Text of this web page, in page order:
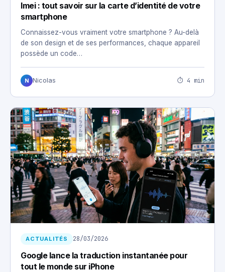
Imei : tout savoir sur la carte d’identité de votre
smartphone
Connaissez-vous vraiment votre smartphone ? Au-delà
de son design et de ses performances, chaque appareil
possède un code…
N Nicolas ⏱ 4 min
ACTUALITÉS 28/03/2026
Google lance la traduction instantanée pour
tout le monde sur iPhone